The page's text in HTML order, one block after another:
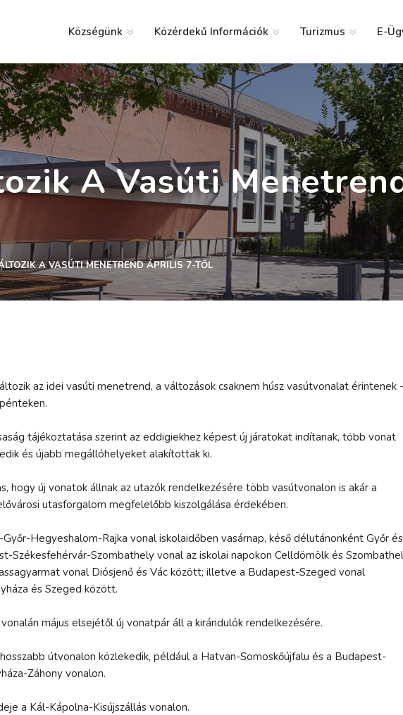
Községünk Közérdekű Információk Turizmus E-
Elérhetőség
A Vasúti
A VASÚTI MENETREND ÁPRILIS 7-TŐL
az idei vasúti menetrend, a változások csaknem húsz vasútvonalat érintenek -
tájékoztatása szerint az eddigiekhez képest új járatokat indítanak, több vonat
és újabb megállóhelyeket alakítottak ki.
hogy új vonatok állnak az utazók rendelkezésére több vasútvonalon is akár a
utasforgalom megfelelőbb kiszolgálása érdekében.
Hegyeshalom-Rajka vonal iskolaidőben vasárnap, késő délutánonként Győr és
Székesfehérvár-Szombathely vonal az iskolai napokon Celldömölk és
vonal Diósjenő és Vác között; illetve a Budapest-Szeged vonal
és Szeged között.
május elsejétől új vonatpár áll a kirándulók rendelkezésére.
útvonalon közlekedik, például a Hatvan-Somoskőújfalu és a Budapest-
Záhony vonalon.
a Kál-Kápolna-Kisújszállás vonalon.